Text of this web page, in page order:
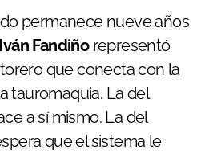
permanece nueve años
Iván Fandiñorepresentó
que conecta con la
tauromaquia. La del
a sí mismo. La del
que el sistema le